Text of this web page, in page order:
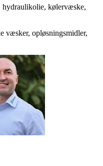
hydraulikolie, kølervæske,
væsker, opløsningsmidler,